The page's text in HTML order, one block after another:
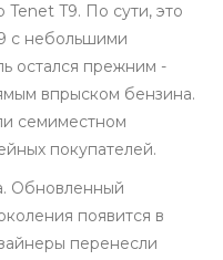
Tenet T9. По сути, это
с небольшими
остался прежним -
впрыском бензина.
семиместном
покупателей.
Обновленный
появится в
перенесли